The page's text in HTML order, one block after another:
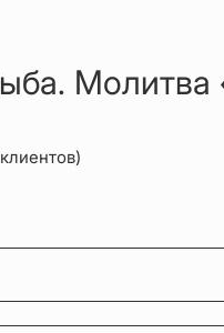
Молитва